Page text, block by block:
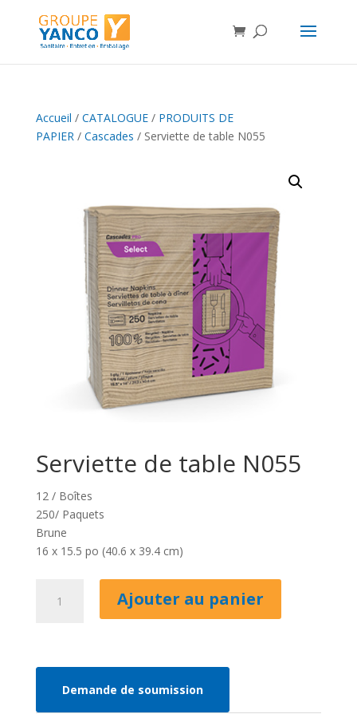
Accueil / CATALOGUE/ PRODUITS DE
PAPIER/ Cascades / Serviette de table N055
Serviette de table N055
12 / Boîtes
250/ Paquets
Brune
16 x 15.5 po (40.6 x 39.4 cm)
Ajouter au panier
Demande de soumission